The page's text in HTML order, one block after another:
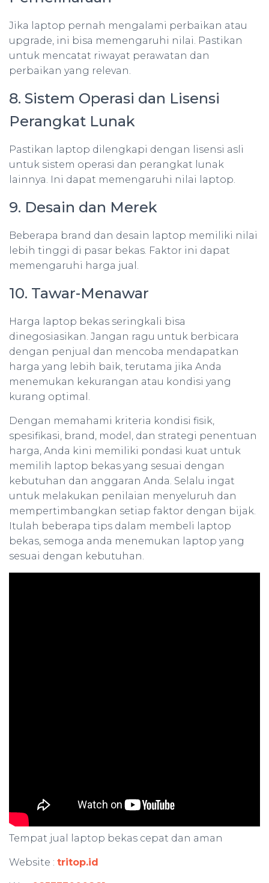
Jika laptop pernah mengalami perbaikan atau
upgrade, ini bisa memengaruhi nilai. Pastikan
untuk mencatat riwayat perawatan dan
perbaikan yang relevan.
8. Sistem Operasi dan Lisensi
Perangkat Lunak
Pastikan laptop dilengkapi dengan lisensi asli
untuk sistem operasi dan perangkat lunak
lainnya. Ini dapat memengaruhi nilai laptop.
9. Desain dan Merek
Beberapa brand dan desain laptop memiliki nilai
lebih tinggi di pasar bekas. Faktor ini dapat
memengaruhi harga jual.
10. Tawar-Menawar
Harga laptop bekas seringkali bisa
dinegosiasikan. Jangan ragu untuk berbicara
dengan penjual dan mencoba mendapatkan
harga yang lebih baik, terutama jika Anda
menemukan kekurangan atau kondisi yang
kurang optimal.
Dengan memahami kriteria kondisi fisik,
spesifikasi, brand, model, dan strategi penentuan
harga, Anda kini memiliki pondasi kuat untuk
memilih laptop bekas yang sesuai dengan
kebutuhan dan anggaran Anda. Selalu ingat
untuk melakukan penilaian menyeluruh dan
mempertimbangkan setiap faktor dengan bijak.
Itulah beberapa tips dalam membeli laptop
bekas, semoga anda menemukan laptop yang
sesuai dengan kebutuhan.
Tempat jual laptop bekas cepat dan aman
Website : tritop.id